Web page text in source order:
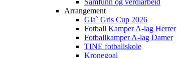
Samfunn og verdiarbeid
Arrangement
Gla` Gris Cup 2026
Fotball Kamper A-lag Herrer
Fotballkamper A-lag Damer
TINE fotballskole
Kronegoal